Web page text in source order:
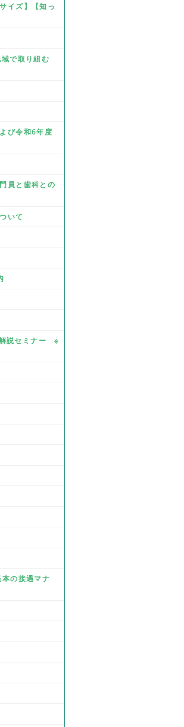
イズ】【知っ
で取り組む
び令和6年度
員と歯科との
いて
説セミナー ※
の接遇マナ